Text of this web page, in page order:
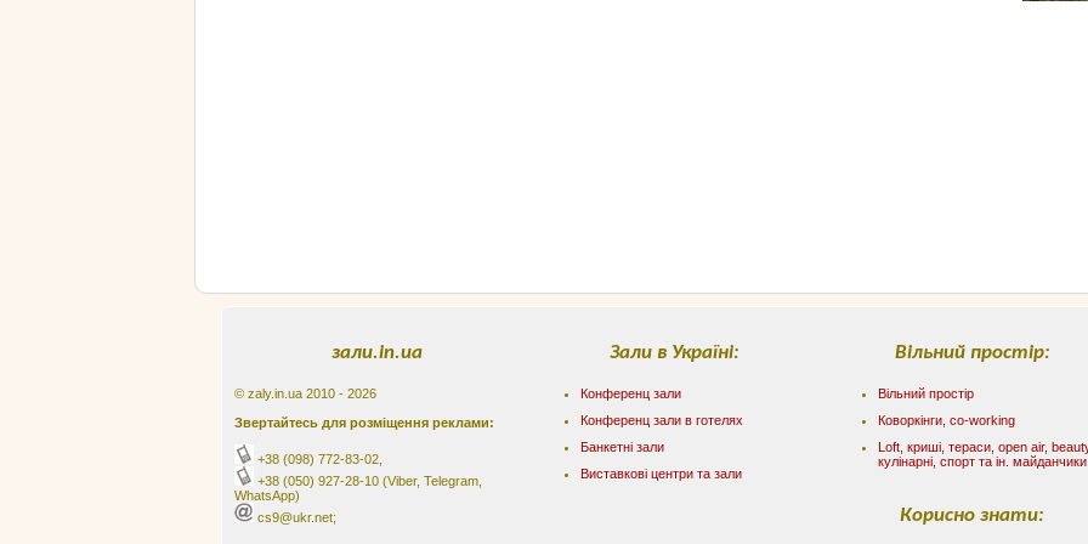
зали.in.ua
© zaly.in.ua 2010 - 2026
Звертайтесь для розміщення реклами:
+38 (098) 772-83-02
+38 (050) 927-28-10 (Viber, Telegram,
WhatsApp)
cs9@ukr.net;
Зали в Україні:
Конференц зали
Конференц зали в готелях
Банкетні зали
Виставкові центри та зали
Вільний простір:
Вільний простір
Коворкінги, co-working
Loft, криші, тераси, оpen air,
кулінарні, спорт та ін. майданчики
Корисно знати: